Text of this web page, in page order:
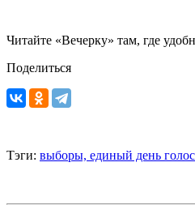
Читайте «Вечерку» там, где
Поделиться
Тэги: выборы, единый день